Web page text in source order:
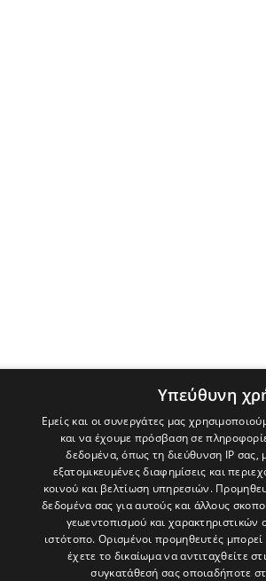
Υπεύθυνη
Εμείς και οι συνεργάτες μας
και να έχουμε πρόσβαση σε
δεδομένα, όπως τη διεύθυνση IP σας,
εξατομικευμένες διαφημίσεις και
κοινού και βελτίωση υπηρεσιών.
δεδομένα σας για αυτούς και άλλους
γεωεντοπισμού και χαρακτηριστικών
ιστότοπο. Ορισμένοι προμηθευτές
έχετε το δικαίωμα να αντιταχθείτε
συγκατάθεσή σας οποιαδήποτε